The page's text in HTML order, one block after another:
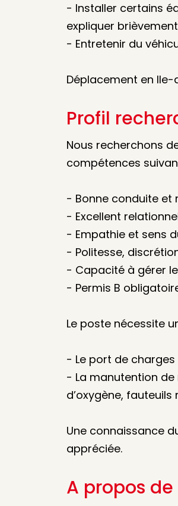
- Installer certains
expliquer
- Entretenir du
Déplacement en
Profil
Nous recherchons
compétences
- Bonne conduite et
- Excellent
- Empathie et sens
- Politesse,
- Capacité à gérer
- Permis B
Le poste nécessite
- Le port de charges
- La manutention
d’oxygène, fauteuils
Une connaissance
appréciée.
A propos